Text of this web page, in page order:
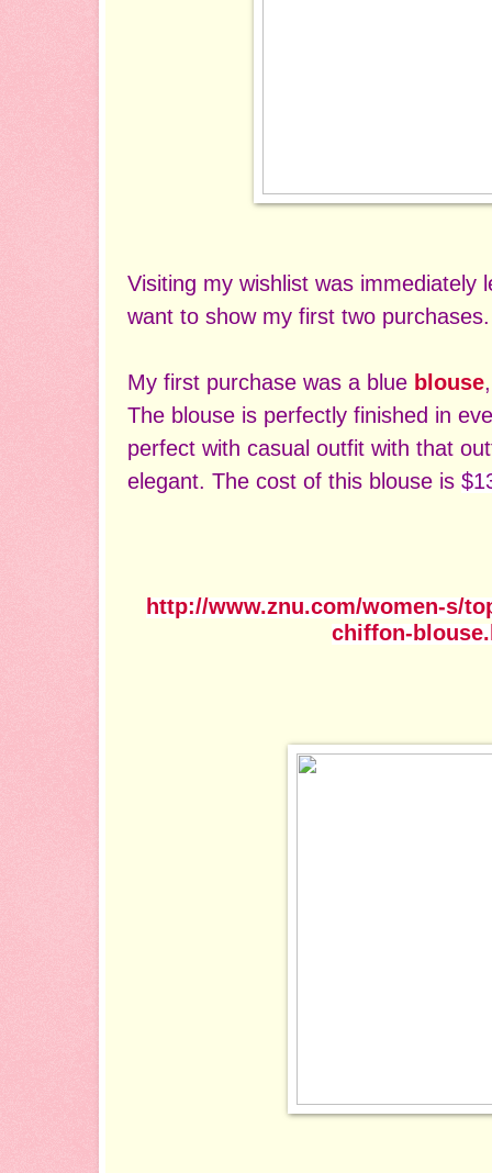
Visiting my wishlist was immediately
want to show my first two purchases.
My first purchase was a blue blouse
The blouse is perfectly finished in
perfect with casual outfit with that
elegant. The cost of this blouse is
http://www.znu.com/women-s/
chiffon-